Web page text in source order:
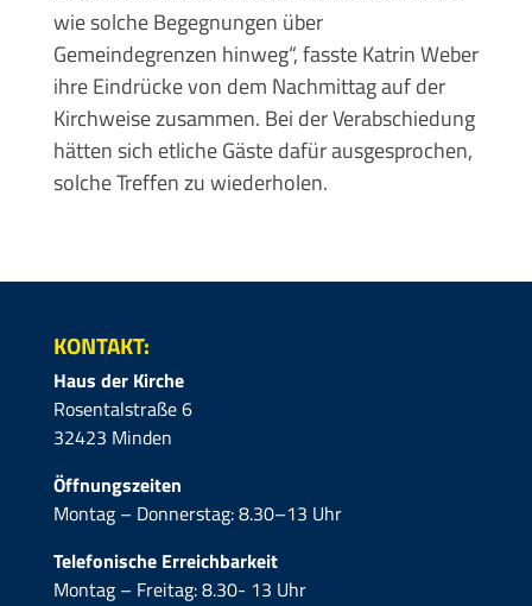
wie solche Begegnungen über
Gemeindegrenzen hinweg“, fasste Katrin Weber
ihre Eindrücke von dem Nachmittag auf der
Kirchweise zusammen. Bei der Verabschiedung
hätten sich etliche Gäste dafür ausgesprochen,
solche Treffen zu wiederholen.
KONTAKT:
Haus der Kirche
Rosentalstraße 6
32423 Minden
Öffnungszeiten
Montag – Donnerstag: 8.30–13 Uhr
Telefonische Erreichbarkeit
Montag – Freitag: 8.30- 13 Uhr